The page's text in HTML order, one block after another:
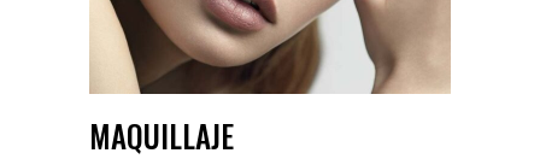
MAQUILLAJE